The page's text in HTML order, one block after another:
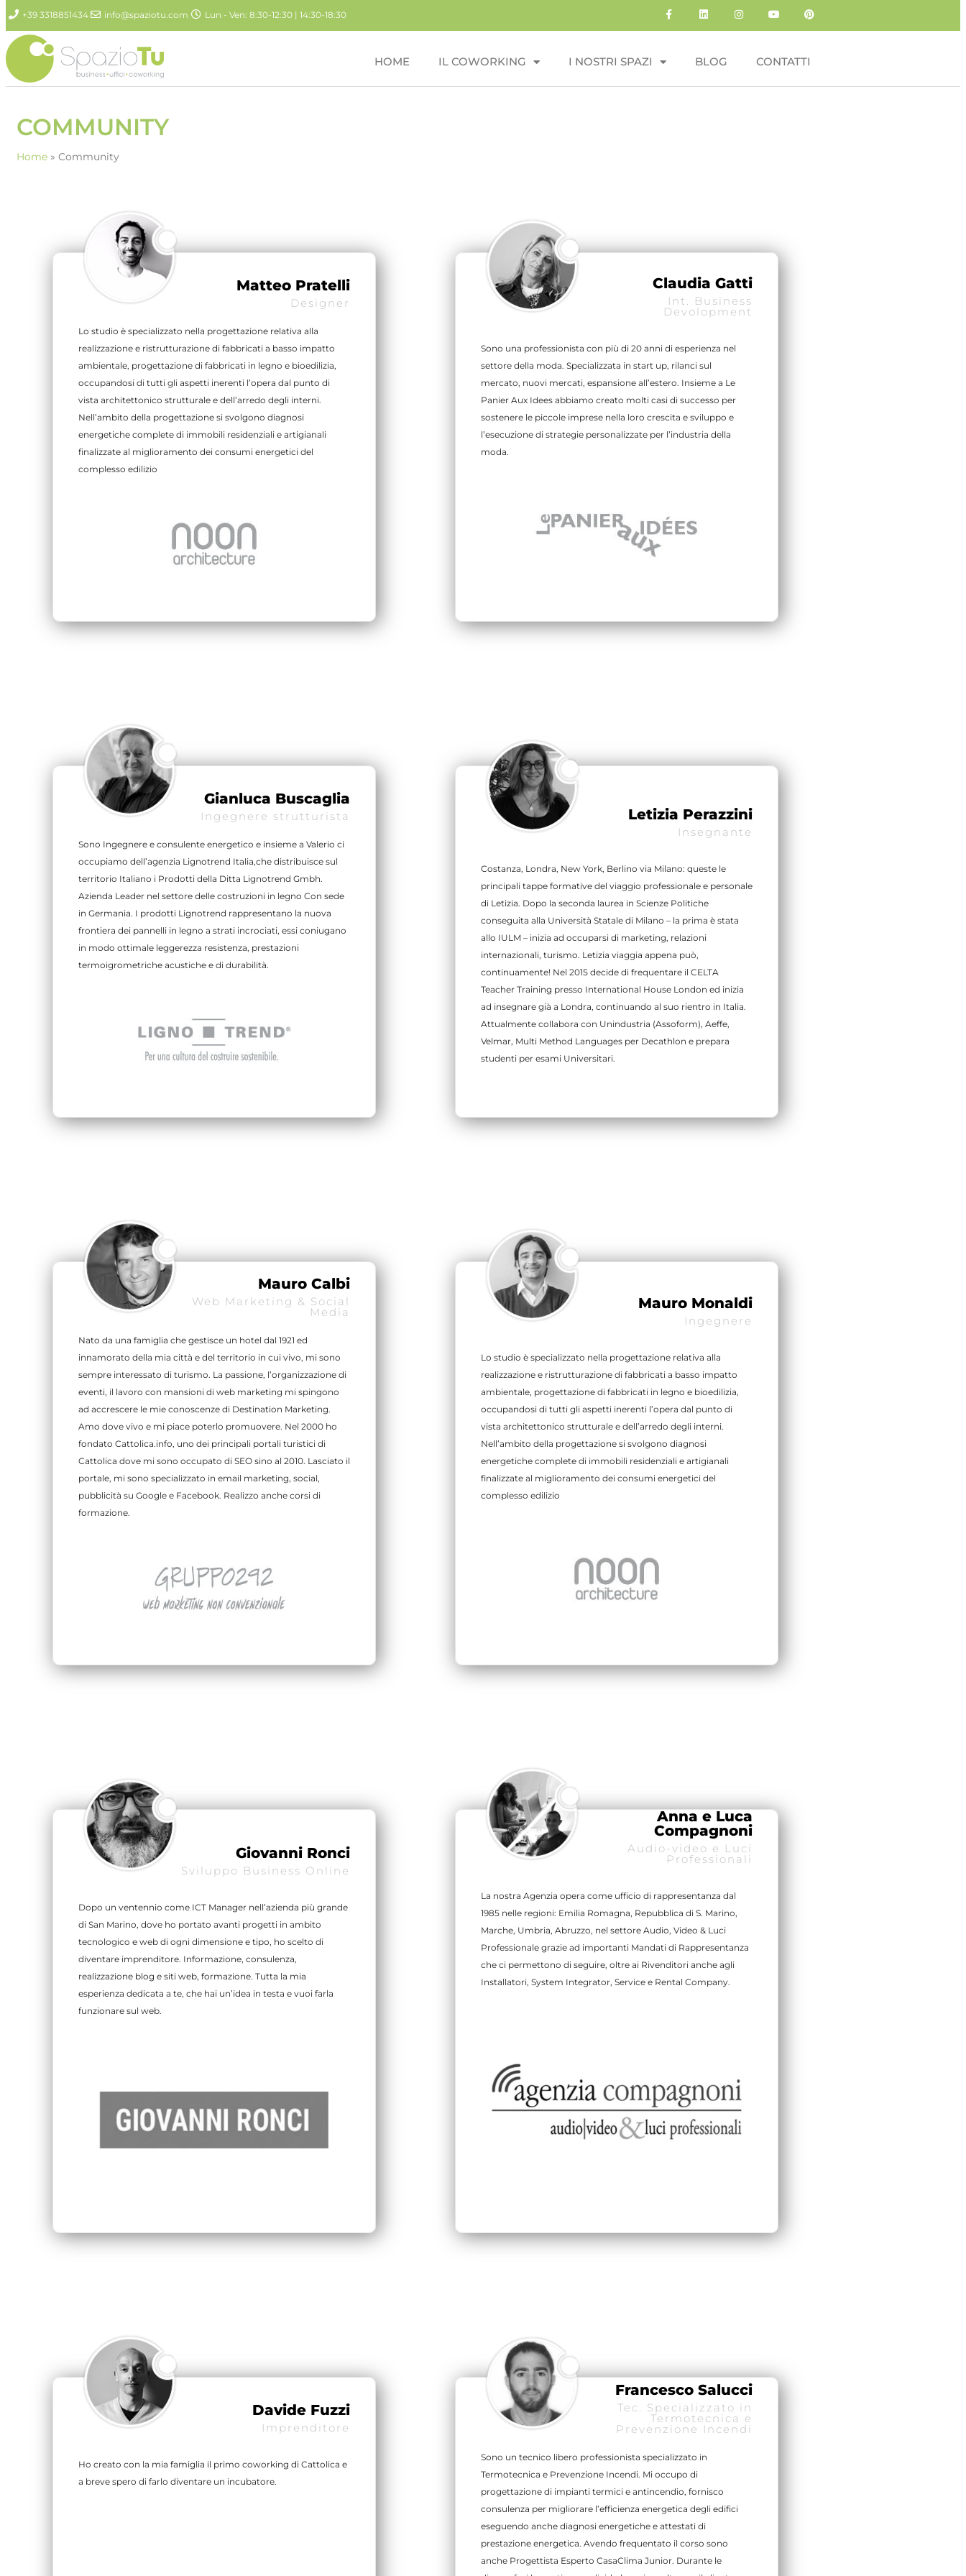
+39 3318851434 info@spaziotu.com Lun - Ven: 8:30-12:30 | 14:30-18:30
HOME IL COWORKING I NOSTRI SPAZI BLOG CONTATTI
COMMUNITY
Home » Community
Matteo Pratelli
Designer
Lo studio è specializzato nella progettazione relativa alla
realizzazione e ristrutturazione di fabbricati a basso impatto
ambientale, progettazione di fabbricati in legno e bioedilizia,
occupandosi di tutti gli aspetti inerenti l’opera dal punto di
vista architettonico strutturale e dell’arredo degli interni.
Nell’ambito della progettazione si svolgono diagnosi
energetiche complete di immobili residenziali e artigianali
finalizzate al miglioramento dei consumi energetici del
complesso edilizio
Claudia Gatti
Int. Business
Devolopment
Sono una professionista con più di 20 anni di esperienza nel
settore della moda. Specializzata in start up, rilanci sul
mercato, nuovi mercati, espansione all’estero. Insieme a Le
Panier Aux Idees abbiamo creato molti casi di successo per
sostenere le piccole imprese nella loro crescita e sviluppo e
l’esecuzione di strategie personalizzate per l’industria della
moda.
Gianluca Buscaglia
Ingegnere strutturista
Sono Ingegnere e consulente energetico e insieme a Valerio ci
occupiamo dell’agenzia Lignotrend Italia,che distribuisce sul
territorio Italiano i Prodotti della Ditta Lignotrend Gmbh.
Azienda Leader nel settore delle costruzioni in legno Con sede
in Germania. I prodotti Lignotrend rappresentano la nuova
frontiera dei pannelli in legno a strati incrociati, essi coniugano
in modo ottimale leggerezza resistenza, prestazioni
termoigrometriche acustiche e di durabilità.
Letizia Perazzini
Insegnante
Costanza, Londra, New York, Berlino via Milano: queste le
principali tappe formative del viaggio professionale e personale
di Letizia. Dopo la seconda laurea in Scienze Politiche
conseguita alla Università Statale di Milano – la prima è stata
allo IULM – inizia ad occuparsi di marketing, relazioni
internazionali, turismo. Letizia viaggia appena può,
continuamente! Nel 2015 decide di frequentare il CELTA
Teacher Training presso International House London ed inizia
ad insegnare già a Londra, continuando al suo rientro in Italia.
Attualmente collabora con Unindustria (Assoform), Aeffe,
Velmar, Multi Method Languages per Decathlon e prepara
studenti per esami Universitari.
Mauro Calbi
Web Marketing & Social
Media
Nato da una famiglia che gestisce un hotel dal 1921 ed
innamorato della mia città e del territorio in cui vivo, mi sono
sempre interessato di turismo. La passione, l’organizzazione di
eventi, il lavoro con mansioni di web marketing mi spingono
ad accrescere le mie conoscenze di Destination Marketing.
Amo dove vivo e mi piace poterlo promuovere. Nel 2000 ho
fondato Cattolica.info, uno dei principali portali turistici di
Cattolica dove mi sono occupato di SEO sino al 2010. Lasciato il
portale, mi sono specializzato in email marketing, social,
pubblicità su Google e Facebook. Realizzo anche corsi di
formazione.
Mauro Monaldi
Ingegnere
Lo studio è specializzato nella progettazione relativa alla
realizzazione e ristrutturazione di fabbricati a basso impatto
ambientale, progettazione di fabbricati in legno e bioedilizia,
occupandosi di tutti gli aspetti inerenti l’opera dal punto di
vista architettonico strutturale e dell’arredo degli interni.
Nell’ambito della progettazione si svolgono diagnosi
energetiche complete di immobili residenziali e artigianali
finalizzate al miglioramento dei consumi energetici del
complesso edilizio
Giovanni Ronci
Sviluppo Business Online
Dopo un ventennio come ICT Manager nell’azienda più grande
di San Marino, dove ho portato avanti progetti in ambito
tecnologico e web di ogni dimensione e tipo, ho scelto di
diventare imprenditore. Informazione, consulenza,
realizzazione blog e siti web, formazione. Tutta la mia
esperienza dedicata a te, che hai un’idea in testa e vuoi farla
funzionare sul web.
Anna e Luca
Compagnoni
Audio-video e Luci
Professionali
La nostra Agenzia opera come ufficio di rappresentanza dal
1985 nelle regioni: Emilia Romagna, Repubblica di S. Marino,
Marche, Umbria, Abruzzo, nel settore Audio, Video & Luci
Professionale grazie ad importanti Mandati di Rappresentanza
che ci permettono di seguire, oltre ai Rivenditori anche agli
Installatori, System Integrator, Service e Rental Company.
Davide Fuzzi
Imprenditore
Ho creato con la mia famiglia il primo coworking di Cattolica e
a breve spero di farlo diventare un incubatore.
Francesco Salucci
Tec. Specializzato in
Termotecnica e
Prevenzione Incendi
Sono un tecnico libero professionista specializzato in
Termotecnica e Prevenzione Incendi. Mi occupo di
progettazione di impianti termici e antincendio, fornisco
consulenza per migliorare l’efficienza energetica degli edifici
eseguendo anche diagnosi energetiche e attestati di
prestazione energetica. Avendo frequentato il corso sono
anche Progettista Esperto CasaClima Junior. Durante le